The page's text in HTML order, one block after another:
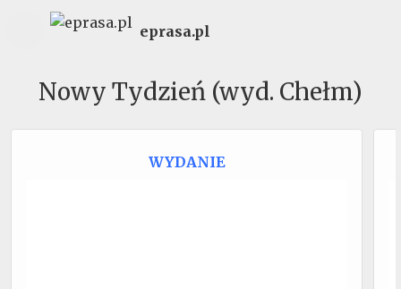
eprasa.pl
Nowy Tydzień (wyd. Chełm)
WYDANIE